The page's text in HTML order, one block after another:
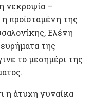
νεκροψία –
προϊσταμένη της
Ελένη
της
το μεσημέρι της
η άτυχη γυναίκα